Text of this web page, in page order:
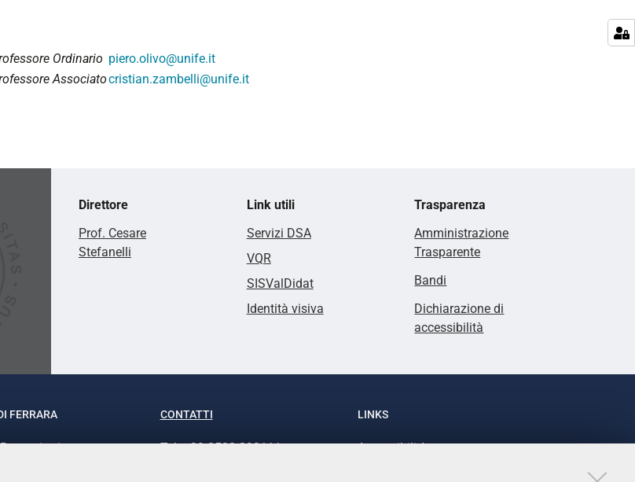
Ordinario piero.olivo@unife.it
Associatocristian.zambelli@unife.it
Direttore
Prof. Cesare
Stefanelli
Link utili
Servizi DSA
VQR
SISValDidat
Identità visiva
Trasparenza
Amministrazione
Trasparente
Bandi
Dichiarazione di
accessibilità
FERRARA CONTATTI
Tel. +39 0532 293111
LINKS
Accessibilità